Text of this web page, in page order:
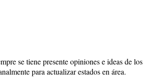
se tiene presente opiniones e ideas de los
para actualizar estados en área.